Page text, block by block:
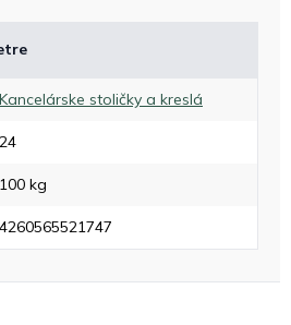
Kancelárske stoličky a kreslá
24
100 kg
4260565521747